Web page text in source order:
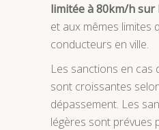
limitée à 80km/h
et aux mêmes limites
conducteurs en ville.
Les sanctions en cas
sont croissantes
dépassement. Les
légères sont prévues